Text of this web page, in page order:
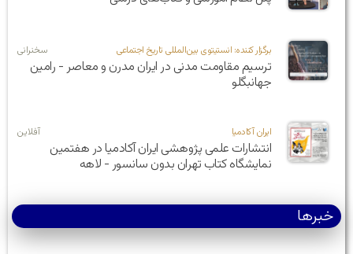
برگزار کننده: انستیتوی بین‌المللی تاریخ اجتماعی سخنرانی
ترسیم مقاومت مدنی در ایران مدرن و معاصر - رامین
جهانبگلو
ایران آکادمیا آفلاین
انتشارات علمی پژوهشی ایران آکادمیا در هفتمین
نمایشگاه کتاب تهران بدون سانسور - لاهه
خبرها